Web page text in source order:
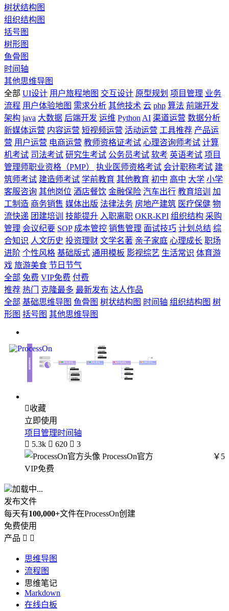
树状结构图
组织结构图
括号图
树形图
鱼骨图
时间轴
其他思维导图
全部 UI设计 用户旅程地图 交互设计 原型规划 项目管理 业务
流程 用户体验地图 需求分析 其他技术 云 php 算法 前端开发
架构 java 大数据 后端开发 运维 Python AI 渠道运营 数据分析
新媒体运营 内容运营 短视频运营 活动运营 工具推荐 产品运
营 用户运营 电商运营 教师资格证考试 心理咨询师考试 计算
机考试 司法考试 研究生考试 公务员考试 软考 英语考试 项目
管理师职业资格（PMP）
执业医师资格考试 会计职称考试 建
筑师考试 建造师考试 学前教育 其他教育 初中 高中 大学 小学
客服咨询 其他岗位 酒店餐饮 金融保险 汽车出行 教育培训
加
工制造 商务销售 媒体出版 法律法务 房地产建筑 医疗保健 物
流快递 团建培训 技能提升 入职离职 OKR-KPI 组织结构 采购
管理 会议纪要 SOP 成本管控 销售管理 面试技巧 计划总结 综
合知识 人文历史 投资理财 文学名著 亲子家庭 心理成长 职场
进阶 个性风格 基础版式 通用模板 影视综艺 生活常识 体育游
戏 旅游美食 节日节气
全部 免费 VIP免费 付费
推荐 热门 克隆最多 最新发布 达人作品
全部 基础思维导图 鱼骨图 树状结构图 时间轴 组织结构图 树
形图 括号图 其他思维导图
收藏
立即使用
项目管理时间轴
 5.3k  620  3
ProcessOn官方
￥5
VIP免费
加载中...
发布文件
每天有100,000+文件在ProcessOn创建
免费使用
产品  
思维导图
流程图
思维笔记
Markdown
在线白板